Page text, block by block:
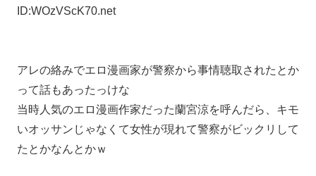
ID:WOzVScK70.net
アレの絡みでエロ漫画家が警察から事情聴取されたとか
って話もあったっけな
当時人気のエロ漫画作家だった蘭宮涼を呼んだら、キモ
いオッサンじゃなくて女性が現れて警察がビックリして
たとかなんとかｗ